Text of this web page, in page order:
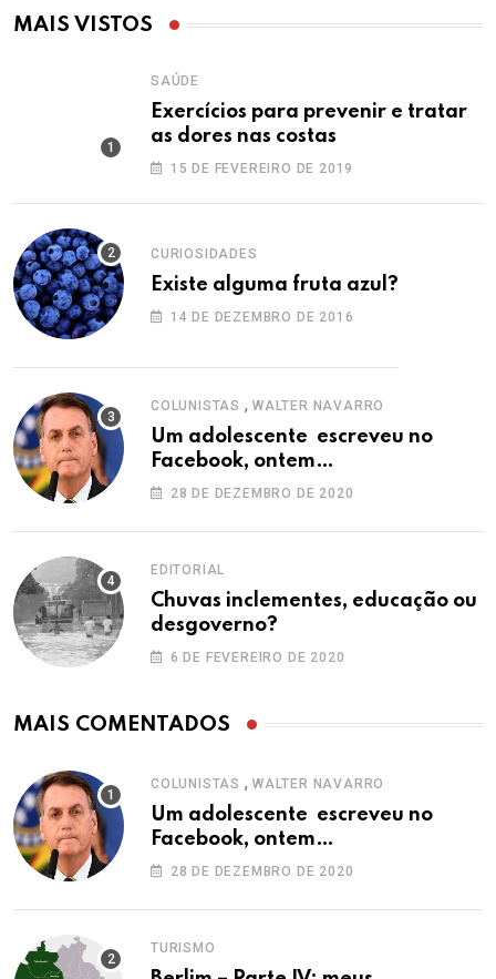
MAIS VISTOS
SAÚDE
Exercícios para prevenir e tratar
as dores nas costas
15 DE FEVEREIRO DE 2019
CURIOSIDADES
Existe alguma fruta azul?
14 DE DEZEMBRO DE 2016
COLUNISTAS , WALTER NAVARRO
Um adolescente escreveu no
Facebook, ontem…
28 DE DEZEMBRO DE 2020
EDITORIAL
Chuvas inclementes, educação ou
desgoverno?
6 DE FEVEREIRO DE 2020
MAIS COMENTADOS
COLUNISTAS , WALTER NAVARRO
Um adolescente escreveu no
Facebook, ontem…
28 DE DEZEMBRO DE 2020
TURISMO